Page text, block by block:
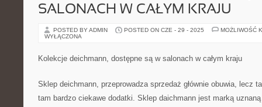
SALONACH W CAŁYM KRAJU
POSTED BY ADMIN POSTED ON CZE - 29 - 2025
MOŻLIWOŚĆ
WYŁĄCZONA
Kolekcje deichmann, dostępne są w salonach w całym kraju
Sklep deichmann, przeprowadza sprzedaż głównie obuwia, lecz
tam bardzo ciekawe dodatki. Sklep daichmann jest marką